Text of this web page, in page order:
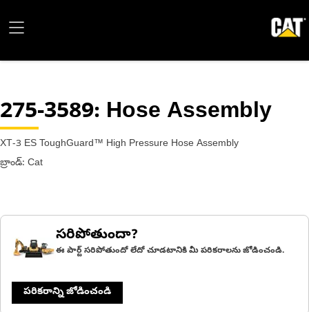
275-3589: Hose Assembly
XT-3 ES ToughGuard™ High Pressure Hose Assembly
బ్రాండ్: Cat
సరిపోతుందా?
ఈ పార్ట్ సరిపోతుందో లేదో చూడటానికి మీ పరికరాలను జోడించండి.
పరికరాన్ని జోడించండి